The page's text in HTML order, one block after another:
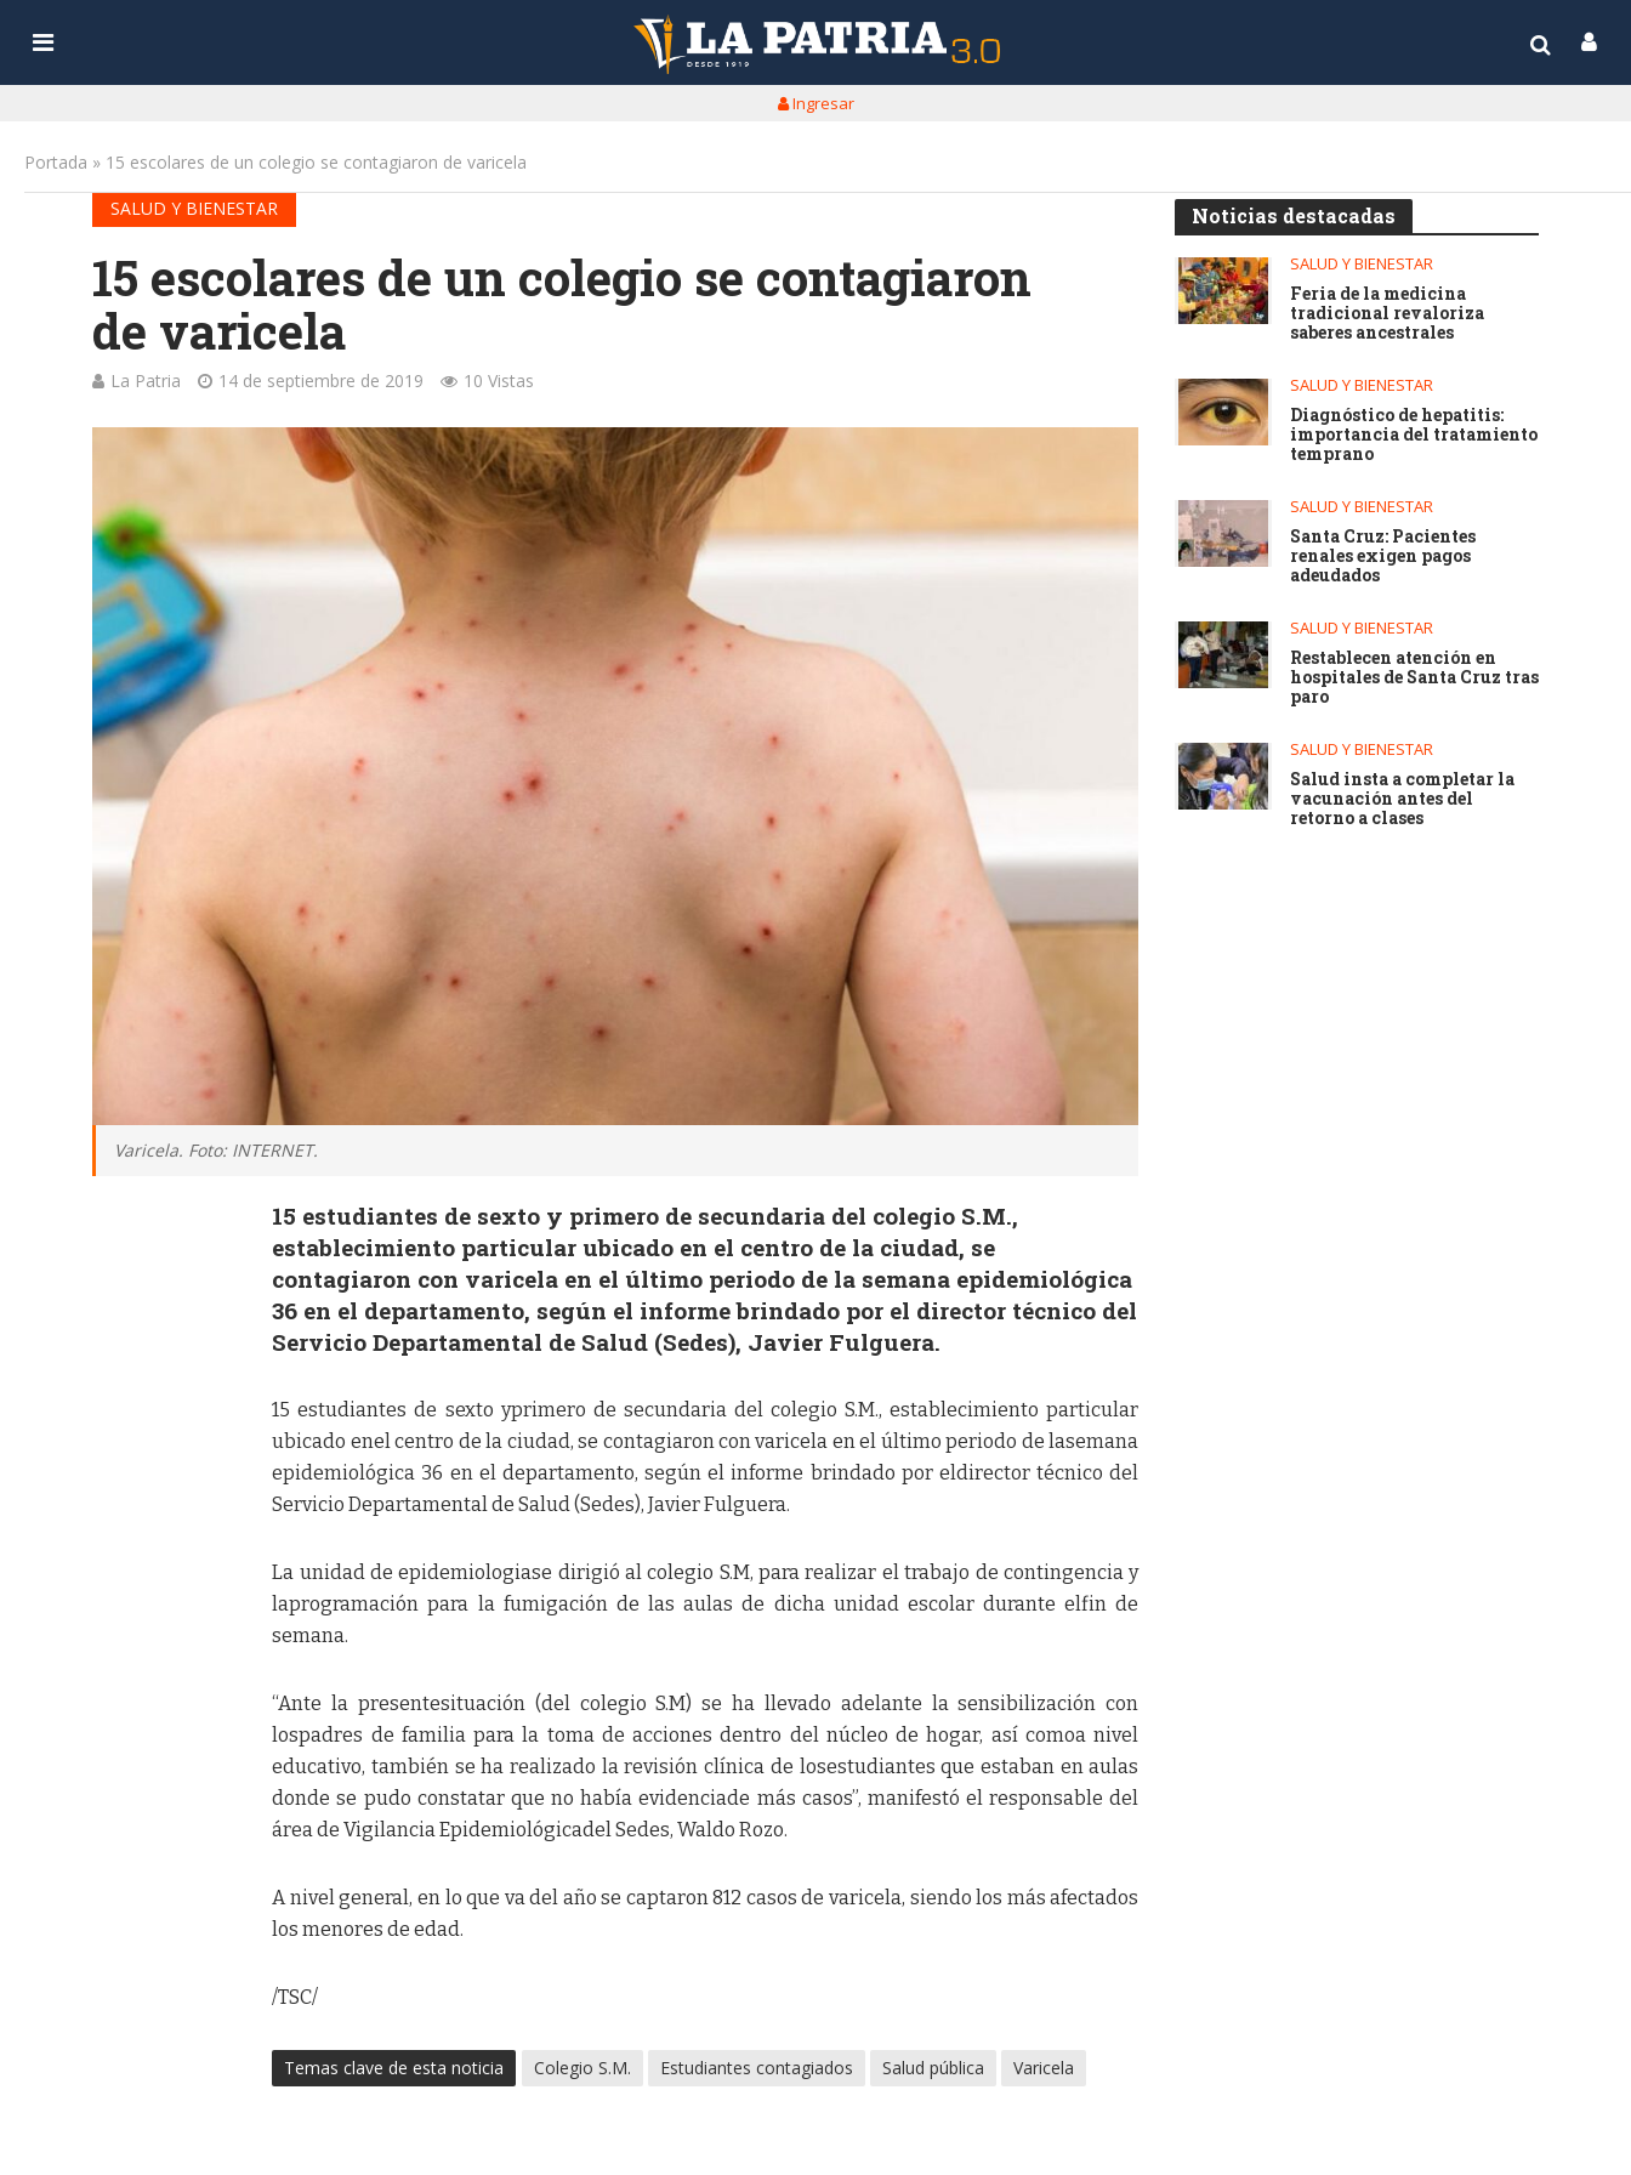
Ingresar
Portada » 15 escolares de un colegio se contagiaron de varicela
SALUD Y BIENESTAR
15 escolares de un colegio se contagiaron
de varicela
La Patria 14 de septiembre de 2019 10 Vistas
Varicela. Foto: INTERNET.
15 estudiantes de sexto y primero de secundaria del colegio S.M.,
establecimiento particular ubicado en el centro de la ciudad, se
contagiaron con varicela en el último periodo de la semana epidemiológica
36 en el departamento, según el informe brindado por el director técnico del
Servicio Departamental de Salud (Sedes), Javier Fulguera.
15 estudiantes de sexto yprimero de secundaria del colegio S.M., establecimiento particular
ubicado enel centro de la ciudad, se contagiaron con varicela en el último periodo de lasemana
epidemiológica 36 en el departamento, según el informe brindado por eldirector técnico del
Servicio Departamental de Salud (Sedes), Javier Fulguera.
La unidad de epidemiologiase dirigió al colegio S.M, para realizar el trabajo de contingencia y
laprogramación para la fumigación de las aulas de dicha unidad escolar durante elfin de
semana.
“Ante la presentesituación (del colegio S.M) se ha llevado adelante la sensibilización con
lospadres de familia para la toma de acciones dentro del núcleo de hogar, así comoa nivel
educativo, también se ha realizado la revisión clínica de losestudiantes que estaban en aulas
donde se pudo constatar que no había evidenciade más casos”, manifestó el responsable del
área de Vigilancia Epidemiológicadel Sedes, Waldo Rozo.
A nivel general, en lo que va del año se captaron 812 casos de varicela, siendo los más afectados
los menores de edad.
/TSC/
Temas clave de esta noticia Colegio S.M. Estudiantes contagiados Salud pública Varicela
Noticias destacadas
SALUD Y BIENESTAR
Feria de la medicina
tradicional revaloriza
saberes ancestrales
SALUD Y BIENESTAR
Diagnóstico de hepatitis:
importancia del tratamiento
temprano
SALUD Y BIENESTAR
Santa Cruz: Pacientes
renales exigen pagos
adeudados
SALUD Y BIENESTAR
Restablecen atención en
hospitales de Santa Cruz tras
paro
SALUD Y BIENESTAR
Salud insta a completar la
vacunación antes del
retorno a clases